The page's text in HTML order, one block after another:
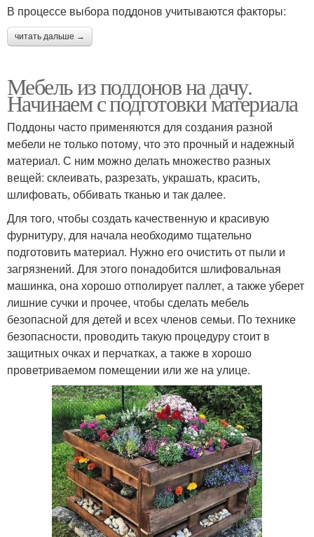
В процессе выбора поддонов учитываются факторы:
читать дальше →
Мебель из поддонов на дачу.
Начинаем с подготовки материала
Поддоны часто применяются для создания разной
мебели не только потому, что это прочный и надежный
материал. С ним можно делать множество разных
вещей: склеивать, разрезать, украшать, красить,
шлифовать, оббивать тканью и так далее.
Для того, чтобы создать качественную и красивую
фурнитуру, для начала необходимо тщательно
подготовить материал. Нужно его очистить от пыли и
загрязнений. Для этого понадобится шлифовальная
машинка, она хорошо отполирует паллет, а также уберет
лишние сучки и прочее, чтобы сделать мебель
безопасной для детей и всех членов семьи. По технике
безопасности, проводить такую процедуру стоит в
защитных очках и перчатках, а также в хорошо
проветриваемом помещении или же на улице.